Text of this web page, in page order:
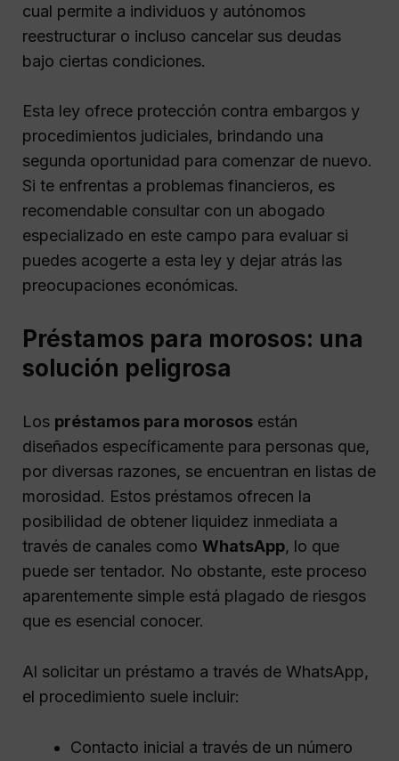
cual permite a individuos y autónomos
reestructurar o incluso cancelar sus deudas
bajo ciertas condiciones.
Esta ley ofrece protección contra embargos y
procedimientos judiciales, brindando una
segunda oportunidad para comenzar de nuevo.
Si te enfrentas a problemas financieros, es
recomendable consultar con un abogado
especializado en este campo para evaluar si
puedes acogerte a esta ley y dejar atrás las
preocupaciones económicas.
Préstamos para morosos: una
solución peligrosa
Los préstamos para morosos están
diseñados específicamente para personas que,
por diversas razones, se encuentran en listas de
morosidad. Estos préstamos ofrecen la
posibilidad de obtener liquidez inmediata a
través de canales como WhatsApp, lo que
puede ser tentador. No obstante, este proceso
aparentemente simple está plagado de riesgos
que es esencial conocer.
Al solicitar un préstamo a través de WhatsApp,
el procedimiento suele incluir:
Contacto inicial a través de un número